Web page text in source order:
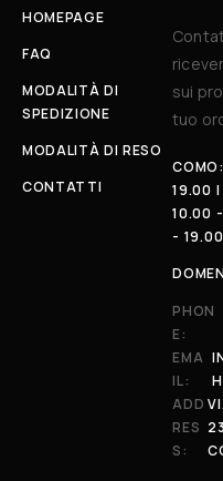
HOMEPAGE
FAQ
MODALITÀ DI
SPEDIZIONE
MODALITÀ DI RESO
CONTATTI
sui
tuo
19.00 |
10.00
- 19.00
PHON
E:
EMA
IL:
ADD
RES
S: